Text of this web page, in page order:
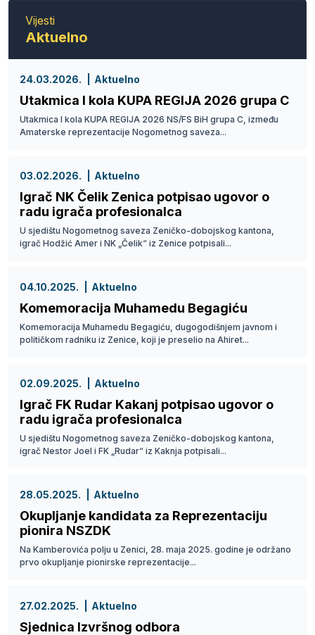
Vijesti
Aktuelno
24.03.2026. Aktuelno
Utakmica I kola KUPA REGIJA 2026 grupa C
Utakmica I kola KUPA REGIJA 2026 NS/FS BiH grupa C, između
Amaterske reprezentacije Nogometnog saveza...
03.02.2026. Aktuelno
Igrač NK Čelik Zenica potpisao ugovor o
radu igrača profesionalca
U sjedištu Nogometnog saveza Zeničko-dobojskog kantona,
igrač Hodžić Amer i NK „Čelik“ iz Zenice potpisali...
04.10.2025. Aktuelno
Komemoracija Muhamedu Begagiću
Komemoracija Muhamedu Begagiću, dugogodišnjem javnom i
političkom radniku iz Zenice, koji je preselio na Ahiret...
02.09.2025. Aktuelno
Igrač FK Rudar Kakanj potpisao ugovor o
radu igrača profesionalca
U sjedištu Nogometnog saveza Zeničko-dobojskog kantona,
igrač Nestor Joel i FK „Rudar“ iz Kaknja potpisali...
28.05.2025. Aktuelno
Okupljanje kandidata za Reprezentaciju
pionira NSZDK
Na Kamberovića polju u Zenici, 28. maja 2025. godine je održano
prvo okupljanje pionirske reprezentacije...
27.02.2025. Aktuelno
Sjednica Izvršnog odbora